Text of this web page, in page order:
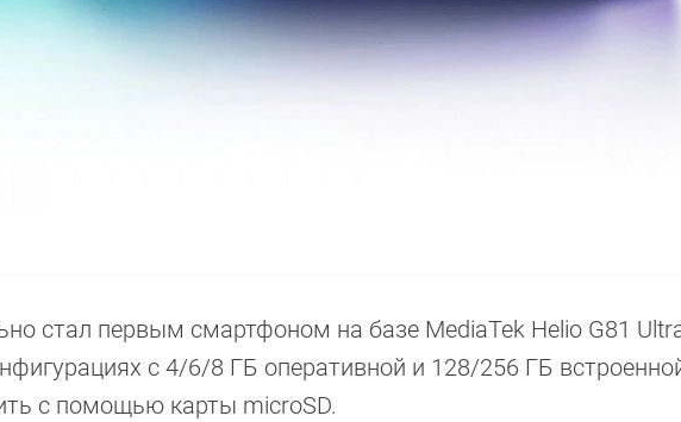
стал первым смартфоном на базе MediaTek Helio G81
с 4/6/8 ГБ оперативной и 128/256 ГБ
с помощью карты microSD.